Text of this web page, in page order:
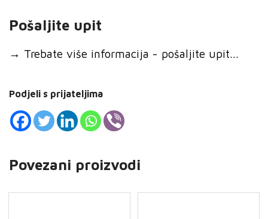
Pošaljite upit
→ Trebate više informacija - pošaljite upit...
Podjeli s prijateljima
Povezani proizvodi